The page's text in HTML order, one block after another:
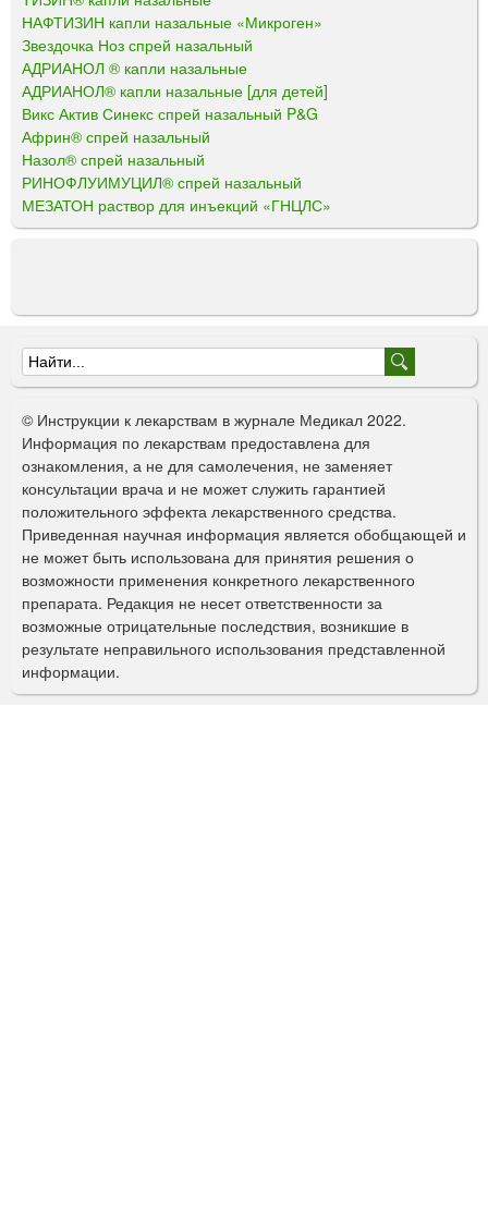
НАФТИЗИН капли назальные «Микроген»
Звездочка Ноз спрей назальный
АДРИАНОЛ ® капли назальные
АДРИАНОЛ® капли назальные [для детей]
Викс Актив Синекс спрей назальный P&G
Африн® спрей назальный
Назол® спрей назальный
РИНОФЛУИМУЦИЛ® спрей назальный
МЕЗАТОН раствор для инъекций «ГНЦЛС»
Ф
о
р
м
а
п
о
и
с
к
© Инструкции к лекарствам в журнале Медикал 2022.
Информация по лекарствам предоставлена для
ознакомления, а не для самолечения, не заменяет
консультации врача и не может служить гарантией
положительного эффекта лекарственного средства.
Приведенная научная информация является обобщающей и
не может быть использована для принятия решения о
возможности применения конкретного лекарственного
препарата. Редакция не несет ответственности за
возможные отрицательные последствия, возникшие в
результате неправильного использования представленной
информации.